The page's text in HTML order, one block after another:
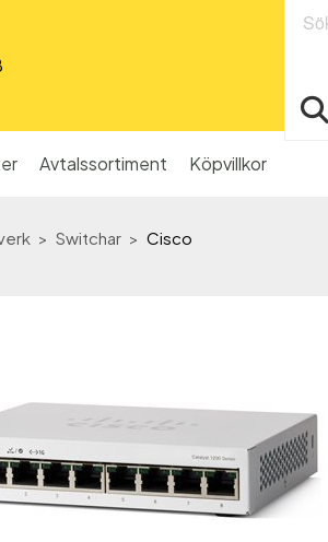
Sök
Avtalssortiment Köpvillkor
Switchar Cisco